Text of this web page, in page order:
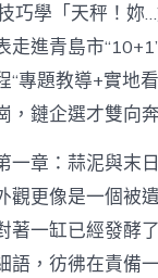
巧學「天秤！妳
走進青島市
專題教導+實地
鏈企選才雙向
一章：蒜泥與末
觀更像是一個被
一缸已經發酵
語，彷彿在責備